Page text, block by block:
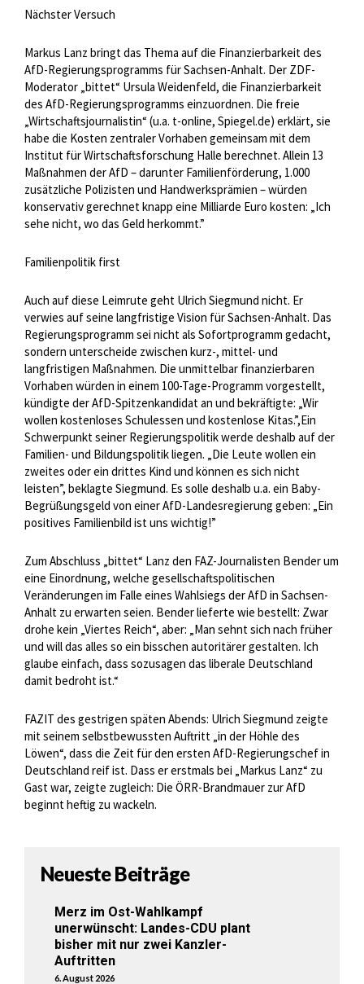
Nächster Versuch
Markus Lanz bringt das Thema auf die Finanzierbarkeit des
AfD-Regierungsprogramms für Sachsen-Anhalt. Der ZDF-
Moderator „bittet“ Ursula Weidenfeld, die Finanzierbarkeit
des AfD-Regierungsprogramms einzuordnen. Die freie
„Wirtschaftsjournalistin“ (u.a. t-online, Spiegel.de) erklärt, sie
habe die Kosten zentraler Vorhaben gemeinsam mit dem
Institut für Wirtschaftsforschung Halle berechnet. Allein 13
Maßnahmen der AfD – darunter Familienförderung, 1.000
zusätzliche Polizisten und Handwerksprämien – würden
konservativ gerechnet knapp eine Milliarde Euro kosten: „Ich
sehe nicht, wo das Geld herkommt.”
Familienpolitik first
Auch auf diese Leimrute geht Ulrich Siegmund nicht. Er
verwies auf seine langfristige Vision für Sachsen-Anhalt. Das
Regierungsprogramm sei nicht als Sofortprogramm gedacht,
sondern unterscheide zwischen kurz-, mittel- und
langfristigen Maßnahmen. Die unmittelbar finanzierbaren
Vorhaben würden in einem 100-Tage-Programm vorgestellt,
kündigte der AfD-Spitzenkandidat an und bekräftigte: „Wir
wollen kostenloses Schulessen und kostenlose Kitas.”,Ein
Schwerpunkt seiner Regierungspolitik werde deshalb auf der
Familien- und Bildungspolitik liegen. „Die Leute wollen ein
zweites oder ein drittes Kind und können es sich nicht
leisten”, beklagte Siegmund. Es solle deshalb u.a. ein Baby-
Begrüßungsgeld von einer AfD-Landesregierung geben: „Ein
positives Familienbild ist uns wichtig!”
Zum Abschluss „bittet“ Lanz den FAZ-Journalisten Bender um
eine Einordnung, welche gesellschaftspolitischen
Veränderungen im Falle eines Wahlsiegs der AfD in Sachsen-
Anhalt zu erwarten seien. Bender lieferte wie bestellt: Zwar
drohe kein „Viertes Reich“, aber: „Man sehnt sich nach früher
und will das alles so ein bisschen autoritärer gestalten. Ich
glaube einfach, dass sozusagen das liberale Deutschland
damit bedroht ist.“
FAZIT des gestrigen späten Abends: Ulrich Siegmund zeigte
mit seinem selbstbewussten Auftritt „in der Höhle des
Löwen“, dass die Zeit für den ersten AfD-Regierungschef in
Deutschland reif ist. Dass er erstmals bei „Markus Lanz“ zu
Gast war, zeigte zugleich: Die ÖRR-Brandmauer zur AfD
beginnt heftig zu wackeln.
Neueste Beiträge
Merz im Ost-Wahlkampf
unerwünscht: Landes-CDU plant
bisher mit nur zwei Kanzler-
Auftritten
6. August 2026